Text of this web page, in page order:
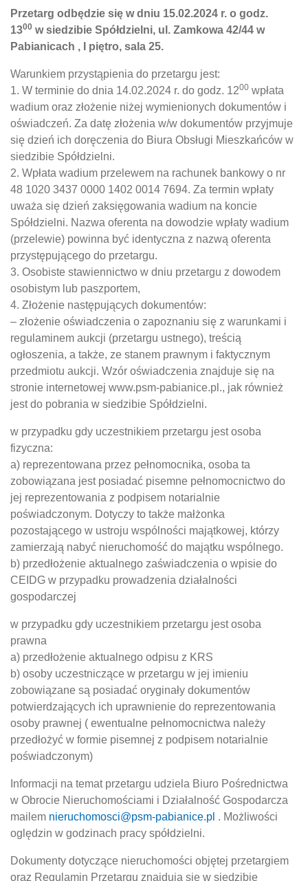
Przetarg odbędzie się w dniu 15.02.2024 r. o godz.
1300 w siedzibie Spółdzielni, ul. Zamkowa 42/44 w
Pabianicach , I piętro, sala 25.
Warunkiem przystąpienia do przetargu jest:
1. W terminie do dnia 14.02.2024 r. do godz. 1200 wpłata
wadium oraz złożenie niżej wymienionych dokumentów i
oświadczeń. Za datę złożenia w/w dokumentów przyjmuje
się dzień ich doręczenia do Biura Obsługi Mieszkańców w
siedzibie Spółdzielni.
2. Wpłata wadium przelewem na rachunek bankowy o nr
48 1020 3437 0000 1402 0014 7694. Za termin wpłaty
uważa się dzień zaksięgowania wadium na koncie
Spółdzielni. Nazwa oferenta na dowodzie wpłaty wadium
(przelewie) powinna być identyczna z nazwą oferenta
przystępującego do przetargu.
3. Osobiste stawiennictwo w dniu przetargu z dowodem
osobistym lub paszportem,
4. Złożenie następujących dokumentów:
– złożenie oświadczenia o zapoznaniu się z warunkami i
regulaminem aukcji (przetargu ustnego), treścią
ogłoszenia, a także, ze stanem prawnym i faktycznym
przedmiotu aukcji. Wzór oświadczenia znajduje się na
stronie internetowej www.psm-pabianice.pl., jak również
jest do pobrania w siedzibie Spółdzielni.
w przypadku gdy uczestnikiem przetargu jest osoba
fizyczna:
a) reprezentowana przez pełnomocnika, osoba ta
zobowiązana jest posiadać pisemne pełnomocnictwo do
jej reprezentowania z podpisem notarialnie
poświadczonym. Dotyczy to także małżonka
pozostającego w ustroju wspólności majątkowej, którzy
zamierzają nabyć nieruchomość do majątku wspólnego.
b) przedłożenie aktualnego zaświadczenia o wpisie do
CEIDG w przypadku prowadzenia działalności
gospodarczej
w przypadku gdy uczestnikiem przetargu jest osoba
prawna
a) przedłożenie aktualnego odpisu z KRS
b) osoby uczestniczące w przetargu w jej imieniu
zobowiązane są posiadać oryginały dokumentów
potwierdzających ich uprawnienie do reprezentowania
osoby prawnej ( ewentualne pełnomocnictwa należy
przedłożyć w formie pisemnej z podpisem notarialnie
poświadczonym)
Informacji na temat przetargu udziela Biuro Pośrednictwa
w Obrocie Nieruchomościami i Działalność Gospodarcza
mailem nieruchomosci@psm-pabianice.pl . Możliwości
oględzin w godzinach pracy spółdzielni.
Dokumenty dotyczące nieruchomości objętej przetargiem
oraz Regulamin Przetargu znajdują się w siedzibie